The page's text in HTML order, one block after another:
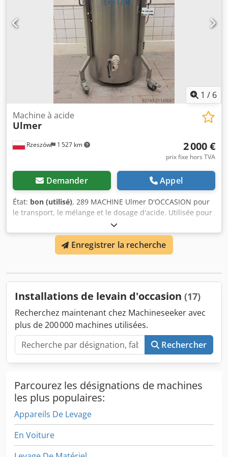
1 / 6
Rzeszów 1 527 km
Machine à acide
Ulmer
2 000 €
prix fixe hors TVA
Demander Appel
État: bon (utilisé), 289 MACHINE Ulmer D'OCCASION pour
le transport, le mélange et le dosage d'acide. Utilisée pour
transporter l’acide en boulangerie. Maintient une
consistance constante, équipée d’un agitateur. Dkjdpfeygl
T Uex Aggjr CARACTÉRISTIQUES TECHNIQUES : - capacité
env. 250 L. Le prix indiqué est hors taxes. NOUS PARLONS
Enregistrer la recherche
Installations de levain d'occasion (17)
Recherchez maintenant chez Machineseeker avec
plus de 200 000 machines utilisées.
Rechercher
Parcourez les désignations de machines
les plus populaires:
Appareils De Levage
En Voiture